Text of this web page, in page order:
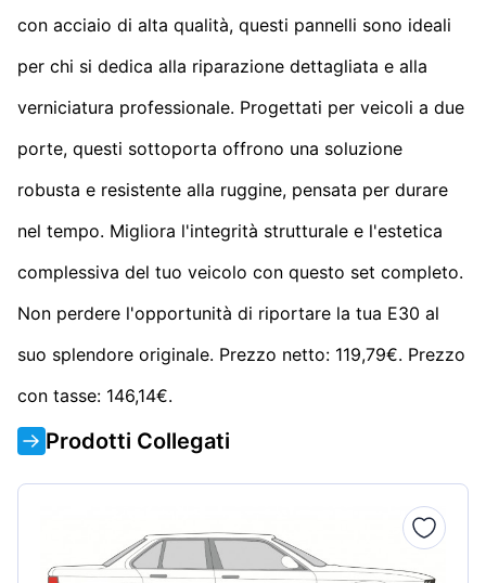
con acciaio di alta qualità, questi pannelli sono ideali
per chi si dedica alla riparazione dettagliata e alla
verniciatura professionale. Progettati per veicoli a due
porte, questi sottoporta offrono una soluzione
robusta e resistente alla ruggine, pensata per durare
nel tempo. Migliora l'integrità strutturale e l'estetica
complessiva del tuo veicolo con questo set completo.
Non perdere l'opportunità di riportare la tua E30 al
suo splendore originale. Prezzo netto: 119,79€. Prezzo
con tasse: 146,14€.
Prodotti Collegati